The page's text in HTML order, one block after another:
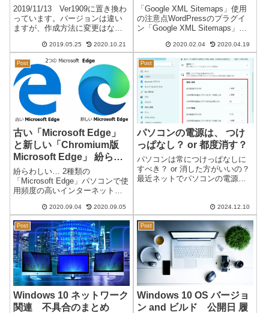
2019/11/13 Ver1909に置き換わ
っています。バージョンは違い
ますが、作成方法に変更はない
Ver.20H2のアップデートに変更
になっています。Windows 10
Ver1903 USB イ...
2019.05.25 2020.10.21
点 ガバレッジの問題
「noindex」
「Google XML Sitemaps」使用
の注意点WordPressのプラグイ
ン「Google XML Sitemaps」を
Console」に「sitemap.xml」を
登録しているサイトは多いと
思...
2020.02.04 2020.04.19
Post
古い「Microsoft Edge」
と新しい「Chromium版
Microsoft Edge」 紛らわ
しい…2つの「Microsoft
Edge」
紛らわしい… 2種類の
「Microsoft Edge」パソコンで使
用頻度の高いインターネット閲
ります。その中でも、Microsoft
製のブラウザが複数あり、以前
からあった「Internet Explorer」
と後...
2020.09.04 2020.09.05
Post
パソコンの電源は、 つけ
っぱなし？ or 都度消す？
パソコンは常につけっぱなしに
すべき？ or 消した方がいいの？
最近ネットでパソコンの電源に
源は常につけっぱなしにすべき
か、それとも都度消した方がい
いのか」という記事です。それ
を読むと私...
2024.12.10
Post
Windows 10 ネットワーク
関連 不具合のまとめ
Post
Windows 10 OS バージョ
ン and ビルド 公開日 履